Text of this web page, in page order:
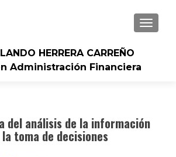
HERRERA CARREÑO
Administración Financiera
del análisis de la información
toma de decisiones